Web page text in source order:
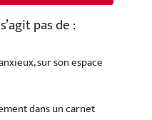
pas de :
sur son espace
dans un carnet